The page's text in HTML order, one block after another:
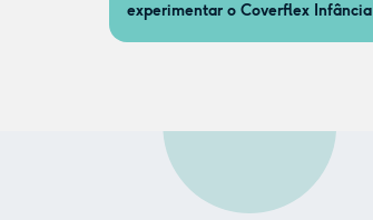
experimentar o Coverflex Infância